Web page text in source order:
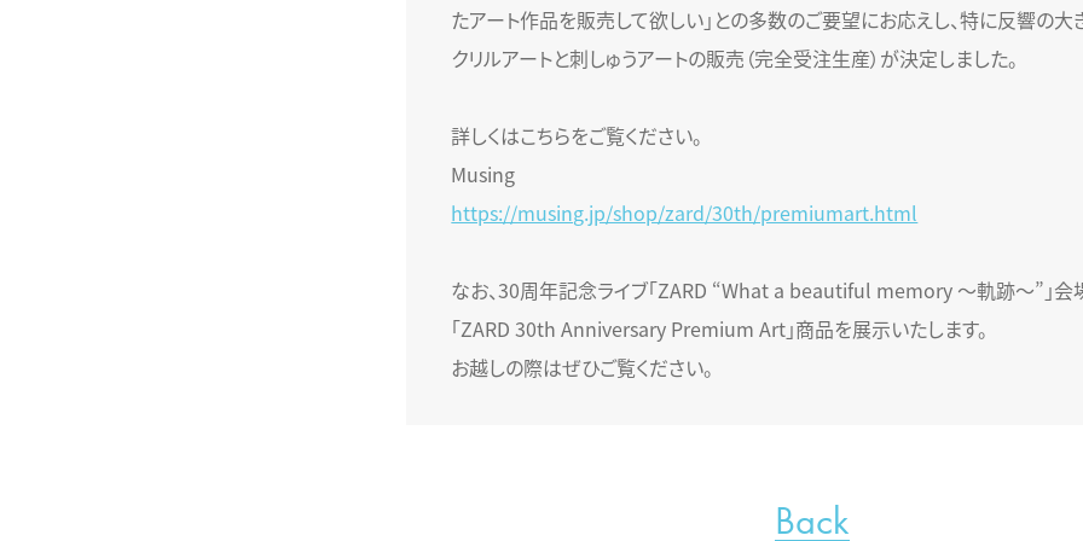
たアート作品を販売して欲しい」との多数のご要望にお応えし、特に反響の大
クリルアートと刺しゅうアートの販売（完全受注生産）が決定しました。
詳しくはこちらをご覧ください。
Musing
https://musing.jp/shop/zard/30th/premiumart.html
なお、30周年記念ライブ「ZARD “What a beautiful memory 〜軌跡〜”」会
「ZARD 30th Anniversary Premium Art」商品を展示いたします。
お越しの際はぜひご覧ください。
Back